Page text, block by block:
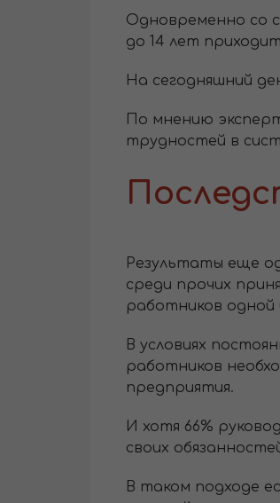
Одновременно со
до 14 лет
На сегодняшний
По мнению
трудностей в
Результаты еще
среди прочих
работников одной
В условиях
работников
предприятия.
И хотя 66%
своих
В таком подходе